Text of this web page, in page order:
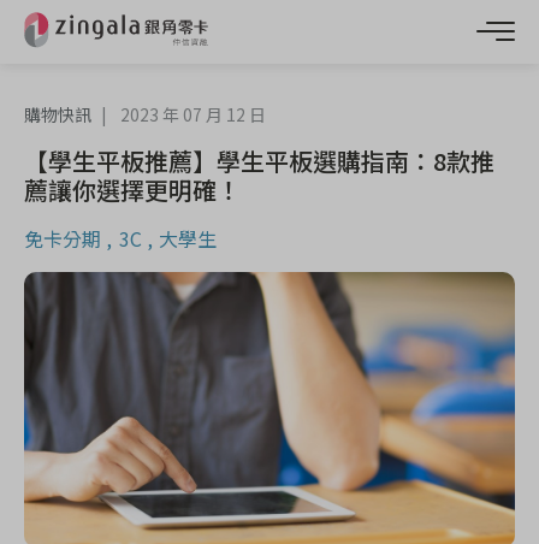
購物快訊 2023 年 07 月 12 日
【學生平板推薦】學生平板選購指南：8款推
薦讓你選擇更明確！
免卡分期 3C 大學生